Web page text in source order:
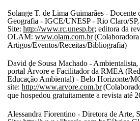
Solange T. de Lima Guimarães - Docente
Geografia - IGCE/UNESP - Rio Claro/
Site: http://www.rc.unesp.br; editora da
OLAM: www.olam.com.br(Colaboradora
Artigos/Eventos/Receitas/Bibliografia)
David de Sousa Machado -
portal Árvore e Facilitador da RMEA
Educação Ambiental) - Belo Horizonte/
site: http://www.arvore.com.br
que hospedou gratuitamente a revista até
Alessandra Fiorentino - Diretora de Arte,